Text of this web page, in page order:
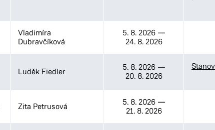
Vladimíra
Dubravčíková
5. 8. 2026—
24. 8. 2026
Luděk Fiedler 5. 8. 2026—
20. 8. 2026
Zita Petrusová 5. 8. 2026—
21. 8. 2026